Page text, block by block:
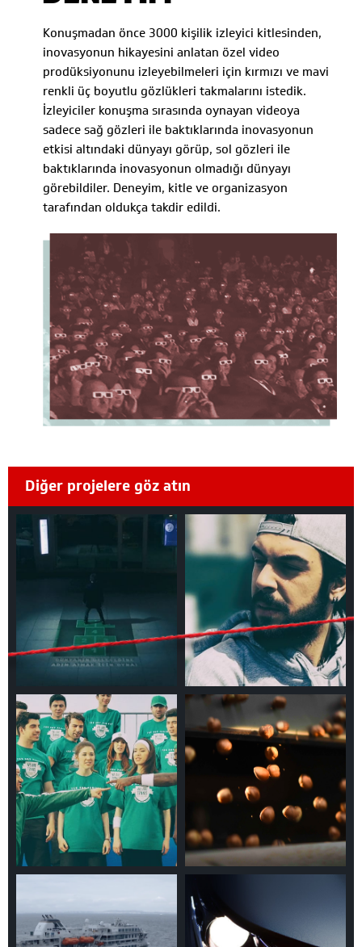
Konuşmadan önce 3000 kişilik izleyici kitlesinden,
inovasyonun hikayesini anlatan özel video
prodüksiyonunu izleyebilmeleri için kırmızı ve mavi
renkli üç boyutlu gözlükleri takmalarını istedik.
İzleyiciler konuşma sırasında oynayan videoya
sadece sağ gözleri ile baktıklarında inovasyonun
etkisi altındaki dünyayı görüp, sol gözleri ile
baktıklarında inovasyonun olmadığı dünyayı
görebildiler. Deneyim, kitle ve organizasyon
tarafından oldukça takdir edildi.
Diğer projelere göz atın